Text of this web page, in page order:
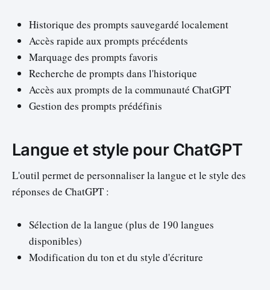
Historique des prompts sauvegardé localement
Accès rapide aux prompts précédents
Marquage des prompts favoris
Recherche de prompts dans l'historique
Accès aux prompts de la communauté ChatGPT
Gestion des prompts prédéfinis
Langue et style pour ChatGPT
L'outil permet de personnaliser la langue et le style des
réponses de ChatGPT :
Sélection de la langue (plus de 190 langues
disponibles)
Modification du ton et du style d'écriture